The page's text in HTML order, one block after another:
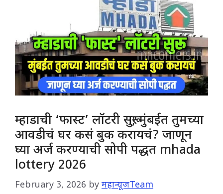
म्हाडाची ‘फास्ट’ लॉटरी सुरू; मुंबईत तुमच्या
आवडीचं घर कसं बुक करायचं? जाणून
घ्या अर्ज करण्याची सोपी पद्धत mhada
lottery 2026
February 3, 2026 by महान्यूजTeam